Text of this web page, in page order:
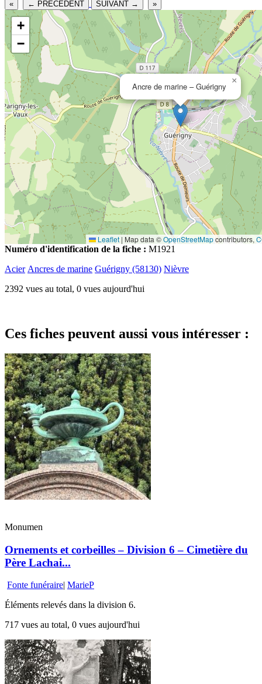
« ← PRECEDENT SUIVANT → »
Ancre de marine – Guérigny
×
+
−
Leaflet | Map data ©OpenStreetMapcontributors,
Numéro d'identification de la fiche : M1921
Acier Ancres de marine Guérigny (58130) Nièvre
2392 vues au total, 0 vues aujourd'hui
Ces fiches peuvent aussi vous intéresser :
Monumen
Ornements et corbeilles – Division 6 – Cimetière du
Père Lachai...
Fonte funéraire| MarieP
Éléments relevés dans la division 6.
717 vues au total, 0 vues aujourd'hui